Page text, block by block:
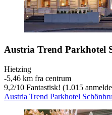
Austria Trend Parkhotel
Hietzing
‐5,46 km fra centrum
9,2/10 Fantastisk! (1.015
Austria Trend Parkhotel